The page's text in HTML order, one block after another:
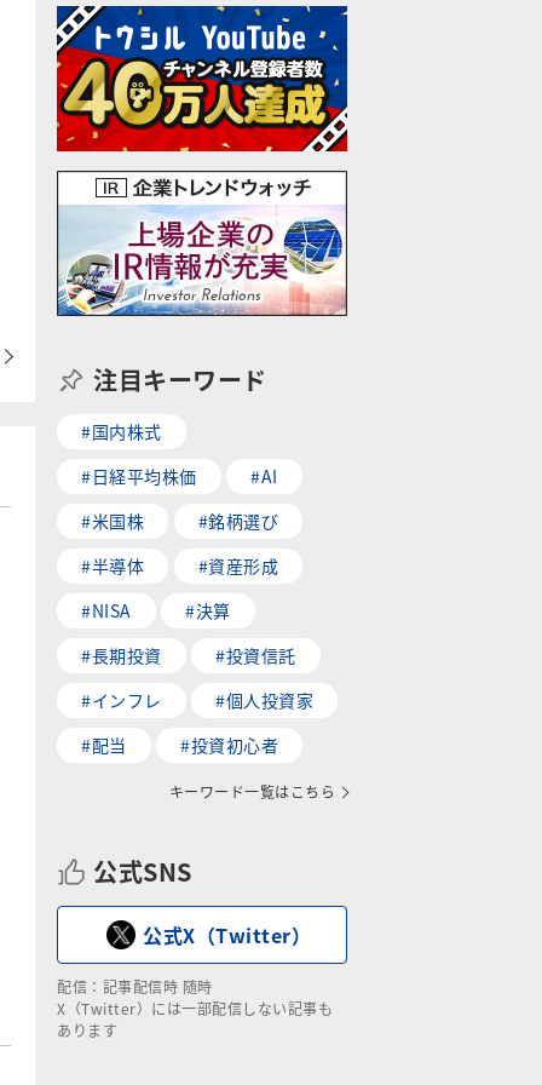
注目キーワード
#国内株式
#日経平均株価
#AI
#米国株
#銘柄選び
#半導体
#資産形成
#NISA
#決算
#長期投資
#投資信託
#インフレ
#個人投資家
#配当
#投資初心者
キーワード一覧はこちら
公式SNS
公式X（Twitter）
配信：記事配信時 随時
X（Twitter）には一部配信しない記事も
あります